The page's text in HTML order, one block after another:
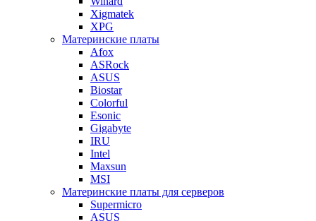
Xigmatek
XPG
Материнские платы
Afox
ASRock
ASUS
Biostar
Colorful
Esonic
Gigabyte
IRU
Intel
Maxsun
MSI
Материнские платы для серверов
Supermicro
ASUS